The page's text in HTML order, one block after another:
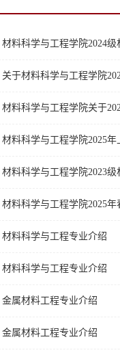
材料科学与工程学院2024
关于材料科学与工程学院
材料科学与工程学院关于
材料科学与工程学院2025
材料科学与工程学院2023
材料科学与工程学院2025
材料科学与工程专业介绍
材料科学与工程专业介绍
金属材料工程专业介绍
金属材料工程专业介绍